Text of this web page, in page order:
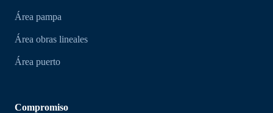
Área pampa
Área obras lineales
Área puerto
Compromiso